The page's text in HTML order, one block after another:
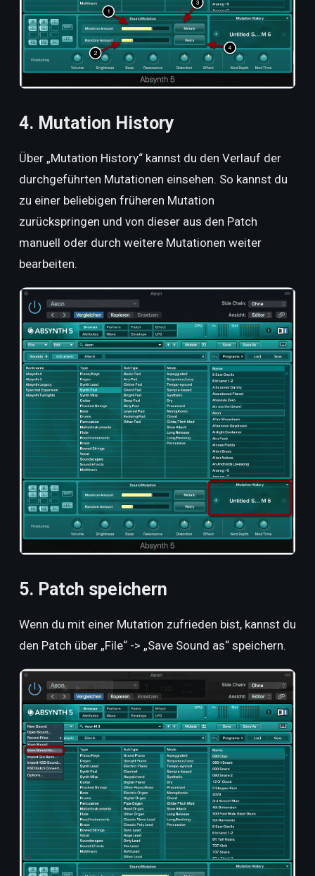
4. Mutation History
Über „Mutation History“ kannst du den Verlauf der
durchgeführten Mutationen einsehen. So kannst du
zu einer beliebigen früheren Mutation
zurückspringen und von dieser aus den Patch
manuell oder durch weitere Mutationen weiter
bearbeiten.
5. Patch speichern
Wenn du mit einer Mutation zufrieden bist, kannst du
den Patch über „File“ -> „Save Sound as“ speichern.